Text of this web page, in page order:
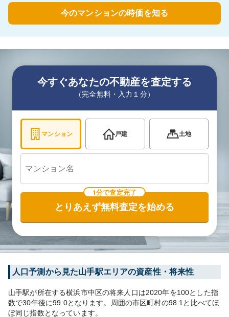
今のマンションの時価を知る
今すぐあなたの不動産を査定する
（完全無料・入力１分）
マンション 戸建 土地
1分で査定完了
とりあえず無料査定を始める
人口予測から見た山手駅エリアの資産性・将来性
山手駅が所在する横浜市中区の将来人口は2020年を100とした指
数で30年後に99.0となります。 周囲の市区町村の98.1 と比べてほ
ぼ同じ指数となっています。